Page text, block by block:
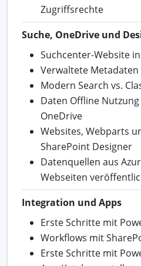
Zugriffsrechte
Suche, OneDrive und
Suchcenter-Website
Verwaltete Metadaten
Modern Search vs.
Daten Offline
OneDrive
Websites, Webparts
SharePoint Designer
Datenquellen aus
Webseiten
Integration und Apps
Erste Schritte mit
Workflows mit
Erste Schritte mit